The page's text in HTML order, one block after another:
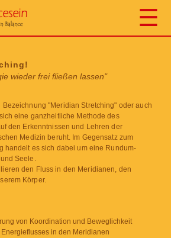
wieder frei fließen lassen"
Bezeichnung "Meridian Stretching" oder auch
eine ganzheitliche Methode des
den Erkenntnissen und Lehren der
Medizin beruht. Im Gegensatz zum
handelt es sich dabei um eine Rundum-
Seele.
den Fluss in den Meridianen, den
Körper.
von Koordination und Beweglichkeit
in den Meridianen
☰